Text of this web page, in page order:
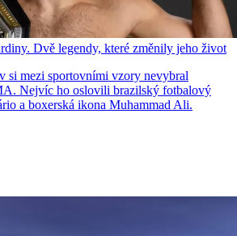
Dvě legendy, které změnily jeho život
si mezi sportovními vzory nevybral
Nejvíc ho oslovili brazilský fotbalový
a boxerská ikona Muhammad Ali.